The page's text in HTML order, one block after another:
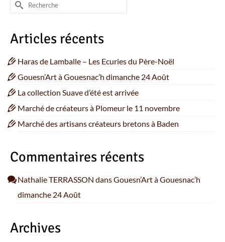
Articles récents
Haras de Lamballe – Les Ecuries du Père-Noël
Gouesn’Art à Gouesnac’h dimanche 24 Août
La collection Suave d’été est arrivée
Marché de créateurs à Plomeur le 11 novembre
Marché des artisans créateurs bretons à Baden
Commentaires récents
Nathalie TERRASSON dansGouesn’Art à Gouesnac’h
dimanche 24 Août
Archives